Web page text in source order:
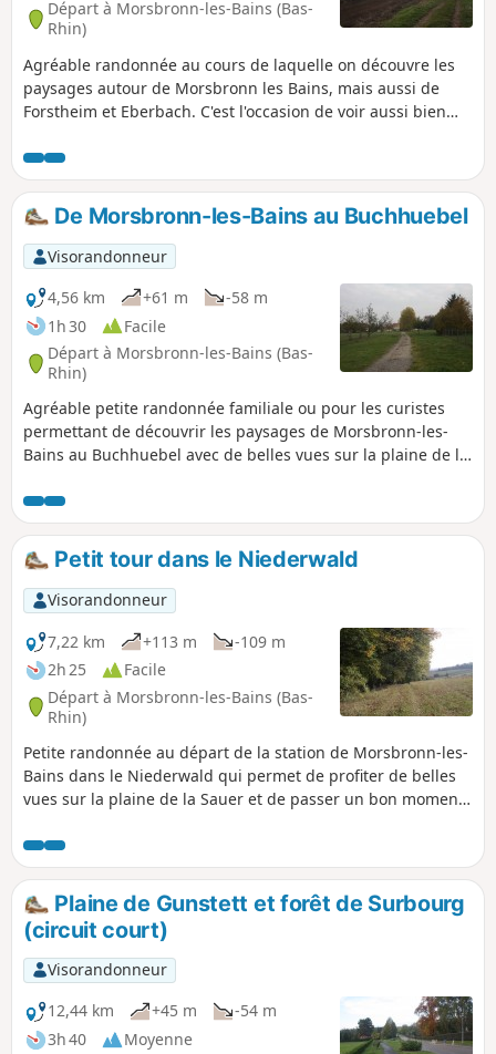
Départ à Morsbronn-les-Bains (Bas-
Rhin)
Agréable randonnée au cours de laquelle on découvre les
paysages autour de Morsbronn les Bains, mais aussi de
Forstheim et Eberbach. C'est l'occasion de voir aussi bien
De Morsbronn-les-Bains au Buchhuebel
Visorandonneur
4,56 km
+61 m
-58 m
1h 30
Facile
Départ à Morsbronn-les-Bains (Bas-
Rhin)
Agréable petite randonnée familiale ou pour les curistes
permettant de découvrir les paysages de Morsbronn-les-
Bains au Buchhuebel avec de belles vues sur la plaine de la
Petit tour dans le Niederwald
Visorandonneur
7,22 km
+113 m
-109 m
2h 25
Facile
Départ à Morsbronn-les-Bains (Bas-
Rhin)
Petite randonnée au départ de la station de Morsbronn-les-
Bains dans le Niederwald qui permet de profiter de belles
vues sur la plaine de la Sauer et de passer un bon moment
dénivelé modéré.
Plaine de Gunstett et forêt de Surbourg
(circuit court)
Visorandonneur
12,44 km
+45 m
-54 m
3h 40
Moyenne